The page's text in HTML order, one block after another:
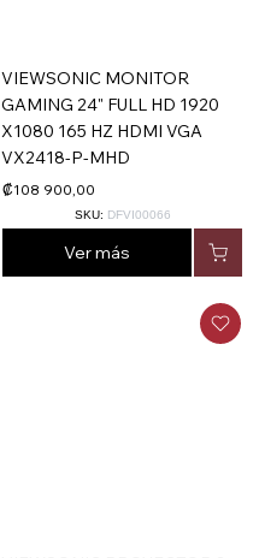
VIEWSONIC MONITOR
GAMING 24" FULL HD 1920
X1080 165 HZ HDMI VGA
VX2418-P-MHD
₡108 900,00
Ver más
SKU: DFVI00066